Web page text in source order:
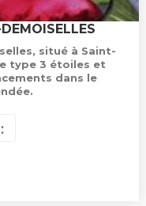
situé à Saint-
type 3 étoiles et
dans le